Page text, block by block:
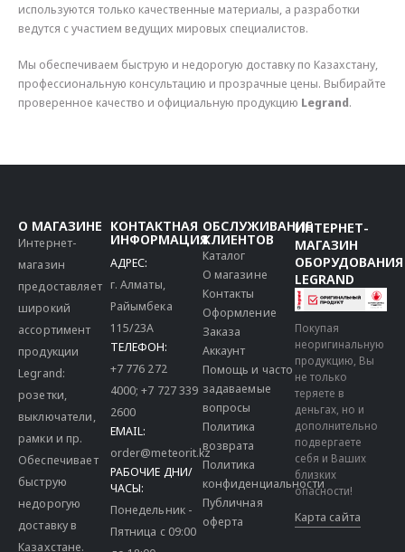
используются только качественные материалы, а разработки
ведутся с участием ведущих мировых специалистов.
Мы обеспечиваем быструю и недорогую доставку по Казахстану,
профессиональную консультацию и прозрачные цены. Выбирайте
проверенное качество и официальную продукцию Legrand.
О МАГАЗИНЕ
Интернет-
магазин
предоставляет
широкий
ассортимент
продукции
Legrand:
розетки,
выключатели,
рамки и пр.
Обеспечивает
быструю
недорогую
доставку в
Казахстане.
КОНТАКТНАЯ
ИНФОРМАЦИЯ
АДРЕС:
г. Алматы,
Райымбека
115/23A
ТЕЛЕФОН:
+7 776 272
4000;+7 727 339
2600
EMAIL:
order@meteorit.kz
РАБОЧИЕ ДНИ/
ЧАСЫ:
Понедельник -
Пятница с 09:00
ОБСЛУЖИВАНИЕ
КЛИЕНТОВ
Каталог
О магазине
Контакты
Оформление
Заказа
Аккаунт
Помощь и часто
задаваемые
вопросы
Политика
возврата
Политика
конфиденциальности
Публичная
оферта
ИНТЕРНЕТ-
МАГАЗИН
ОБОРУДОВАНИЯ
LEGRAND
Покупая
неоригинальную
продукцию, Вы
не только
теряете в
деньгах, но и
дополнительно
подвергаете
себя и Ваших
близких
опасности!
Карта сайта